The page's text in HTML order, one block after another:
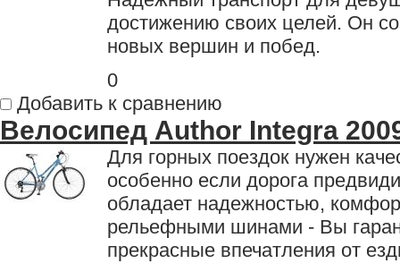
достижению своих целей. Он
новых вершин и побед.
0
Добавить к сравнению
Велосипед Author Integra
Для горных поездок нужен
особенно если дорога
обладает надежностью,
рельефными шинами - Вы
прекрасные впечатления от